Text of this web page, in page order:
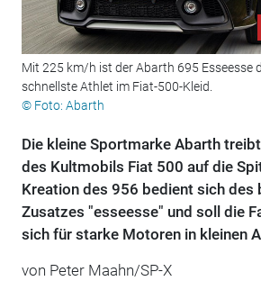
Mit 225 km/h ist der Abarth 695 Esseesse
schnellste Athlet im Fiat-500-Kleid.
© Foto: Abarth
Die kleine Sportmarke Abarth
des Kultmobils Fiat 500 auf die
Kreation des 956 bedient sich des
Zusatzes "esseesse" und soll die
sich für starke Motoren in kleinen
von Peter Maahn/SP-X